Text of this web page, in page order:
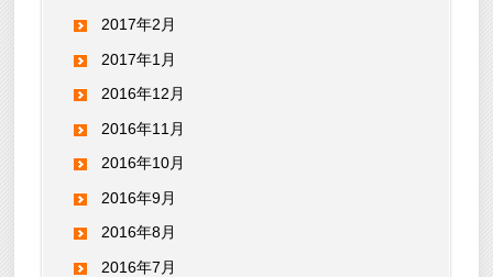
2017年2月
2017年1月
2016年12月
2016年11月
2016年10月
2016年9月
2016年8月
2016年7月